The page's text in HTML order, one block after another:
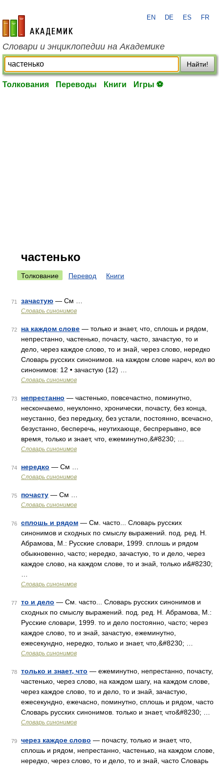
academic.ru
EN DE ES FR
Словари и энциклопедии на Академике
Найти!
Толкования Переводы Книги Игры ⚽
частенько
Толкование Перевод Книги
71 зачастую — См …
Словарь синонимов
72 на каждом слове — только и знает, что, сплошь и рядом,
непрестанно, частенько, почасту, часто, зачастую, то и
дело, через каждое слово, то и знай, через слово, нередко
Словарь русских синонимов. на каждом слове нареч, кол во
синонимов: 12 • зачастую (12) …
Словарь синонимов
73 непрестанно — частенько, повсечастно, поминутно,
нескончаемо, неуклонно, хронически, почасту, без конца,
неустанно, без передыху, без устали, постоянно, всечасно,
безустанно, бесперечь, неутихающе, беспрерывно, все
время, только и знает, что, ежеминутно,&#8230; …
Словарь синонимов
74 нередко — См …
Словарь синонимов
75 почасту — См …
Словарь синонимов
76 сплошь и рядом — См. часто... Словарь русских
синонимов и сходных по смыслу выражений. под. ред. Н.
Абрамова, М.: Русские словари, 1999. сплошь и рядом
обыкновенно, часто; нередко, зачастую, то и дело, через
каждое слово, на каждом слове, то и знай, только и&#8230;
Словарь синонимов
77 то и дело — См. часто... Словарь русских синонимов и
сходных по смыслу выражений. под. ред. Н. Абрамова, М.:
Русские словари, 1999. то и дело постоянно, часто; через
каждое слово, то и знай, зачастую, ежеминутно,
ежесекундно, нередко, только и знает, что,&#8230; …
Словарь синонимов
78 только и знает, что — ежеминутно, непрестанно, почасту,
частенько, через слово, на каждом шагу, на каждом слове,
через каждое слово, то и дело, то и знай, зачастую,
ежесекундно, ежечасно, поминутно, сплошь и рядом, часто
Словарь русских синонимов. только и знает, что&#8230; …
Словарь синонимов
79 через каждое слово — почасту, только и знает, что,
сплошь и рядом, непрестанно, частенько, на каждом слове,
нередко, через слово, то и дело, то и знай, часто Словарь